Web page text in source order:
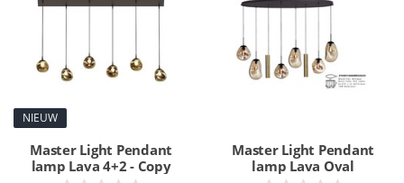
NIEUW
Master Light Pendant
lamp Lava 4+2 - Copy
Master Light Pendant
lamp Lava Oval